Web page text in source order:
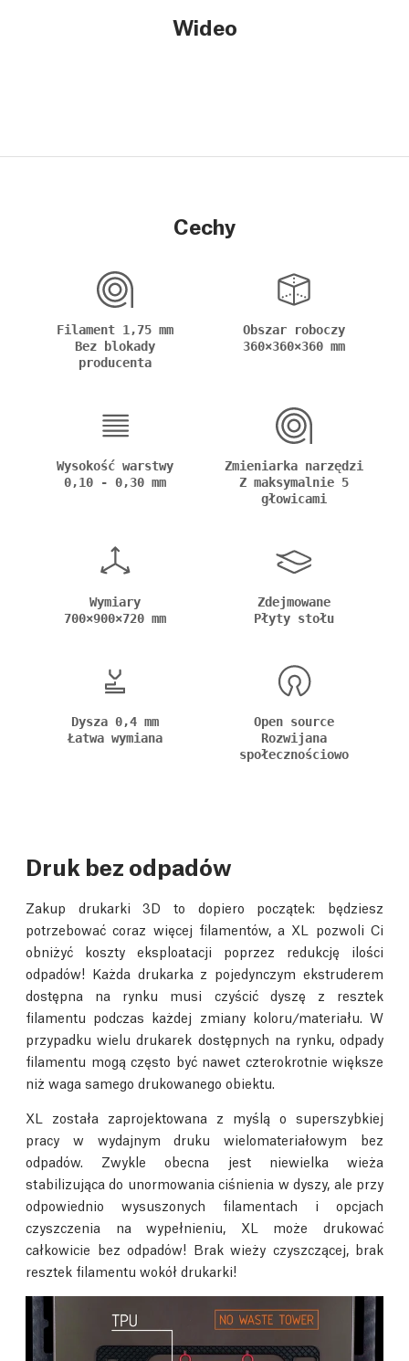
Wideo
Cechy
Filament 1,75 mm
Bez blokady
producenta
Obszar roboczy
360×360×360 mm
Wysokość warstwy
0,10 - 0,30 mm
Zmieniarka narzędzi
Z maksymalnie 5
głowicami
Wymiary
700×900×720 mm
Zdejmowane
Płyty stołu
Dysza 0,4 mm
Łatwa wymiana
Open source
Rozwijana
społecznościowo
Druk bez odpadów
Zakup drukarki 3D to dopiero początek: będziesz
potrzebować coraz więcej filamentów, a XL pozwoli Ci
obniżyć koszty eksploatacji poprzez redukcję ilości
odpadów! Każda drukarka z pojedynczym ekstruderem
dostępna na rynku musi czyścić dyszę z resztek
filamentu podczas każdej zmiany koloru/materiału. W
przypadku wielu drukarek dostępnych na rynku, odpady
filamentu mogą często być nawet czterokrotnie większe
niż waga samego drukowanego obiektu.
XL została zaprojektowana z myślą o superszybkiej
pracy w wydajnym druku wielomateriałowym bez
odpadów. Zwykle obecna jest niewielka wieża
stabilizująca do unormowania ciśnienia w dyszy, ale przy
odpowiednio wysuszonych filamentach i opcjach
czyszczenia na wypełnieniu, XL może drukować
całkowicie bez odpadów! Brak wieży czyszczącej, brak
resztek filamentu wokół drukarki!